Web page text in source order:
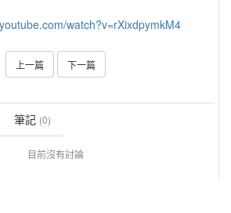
watch?v=rXixdpymkM4
上一篇 下一篇
筆記 (0)
目前沒有討論